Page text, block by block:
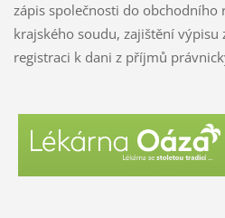
zápis společnosti do
krajského soudu, zajištění
registraci k dani z příjmů